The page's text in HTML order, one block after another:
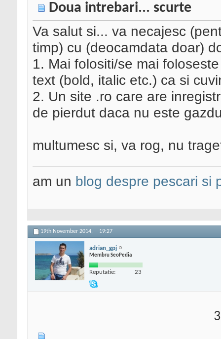
Doua intrebari... scurte
Va salut si... va necajesc
timp) cu (deocamdata doar)
1. Mai folositi/se mai
text (bold, italic etc.) ca si
2. Un site .ro care are
de pierdut daca nu este
multumesc si, va rog, nu
am un blog despre pescari si
19th November 2014, 19:27
adrian_gpj
Membru SeoPedia
Reputatie: 23